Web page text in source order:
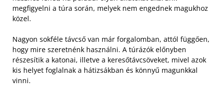
megfigyelni a túra során, melyek nem engednek magukhoz
közel.
Nagyon sokféle távcső van már forgalomban, attól függően,
hogy mire szeretnénk használni. A túrázók előnyben
részesítik a katonai, illetve a keresőtávcsöveket, mivel azok
kis helyet foglalnak a hátizsákban és könnyű magunkkal
vinni.